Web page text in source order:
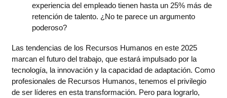
experiencia del empleado tienen hasta un 25% más de
retención de talento. ¿No te parece un argumento
poderoso?
Las tendencias de los Recursos Humanos en este 2025
marcan el futuro del trabajo, que estará impulsado por la
tecnología, la innovación y la capacidad de adaptación. Como
profesionales de Recursos Humanos, tenemos el privilegio
de ser líderes en esta transformación. Pero para lograrlo,